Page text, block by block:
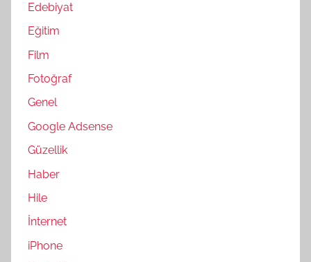
Edebiyat
Eğitim
Film
Fotoğraf
Genel
Google Adsense
Güzellik
Haber
Hile
İnternet
iPhone